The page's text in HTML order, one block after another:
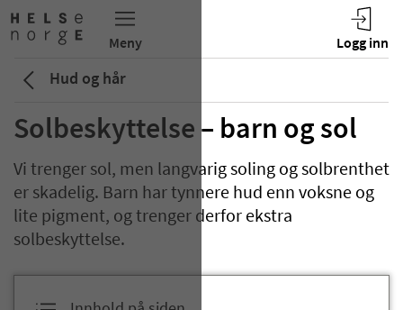
Hud og hår
Solbeskyttelse – barn og sol
Vi trenger sol, men langvarig soling og solbrenthet
er skadelig. Barn har tynnere hud enn voksne og
lite pigment, og trenger derfor ekstra
solbeskyttelse.